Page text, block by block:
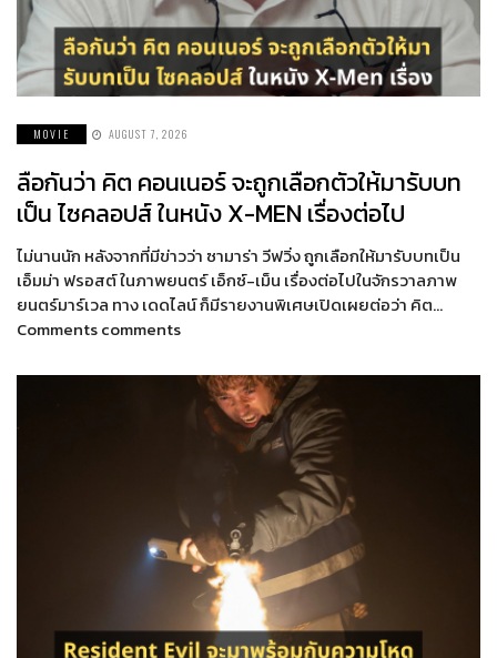
MOVIE AUGUST 7, 2026
ลือกันว่า คิต คอนเนอร์ จะถูกเลือกตัวให้มารับบท
เป็น ไซคลอปส์ ในหนัง X-MEN เรื่องต่อไป
ไม่นานนัก หลังจากที่มีข่าวว่า ซามาร่า วีฟวิ่ง ถูกเลือกให้มารับบทเป็น
เอ็มม่า ฟรอสต์ ในภาพยนตร์ เอ็กซ์-เม็น เรื่องต่อไปในจักรวาลภาพ
ยนตร์มาร์เวล ทาง เดดไลน์ ก็มีรายงานพิเศษเปิดเผยต่อว่า คิต…
Comments comments